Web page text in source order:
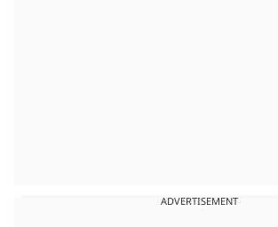
ADVERTISEMENT